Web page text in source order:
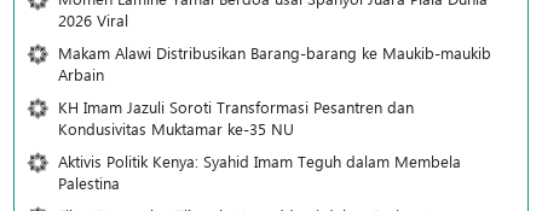
2026 Viral
Makam Alawi Distribusikan Barang-barang ke Maukib-maukib
Arbain
KH Imam Jazuli Soroti Transformasi Pesantren dan
Kondusivitas Muktamar ke-35 NU
Aktivis Politik Kenya: Syahid Imam Teguh dalam Membela
Palestina